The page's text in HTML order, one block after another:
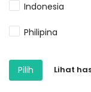
Indonesia
Philipina
Pilih Lihat